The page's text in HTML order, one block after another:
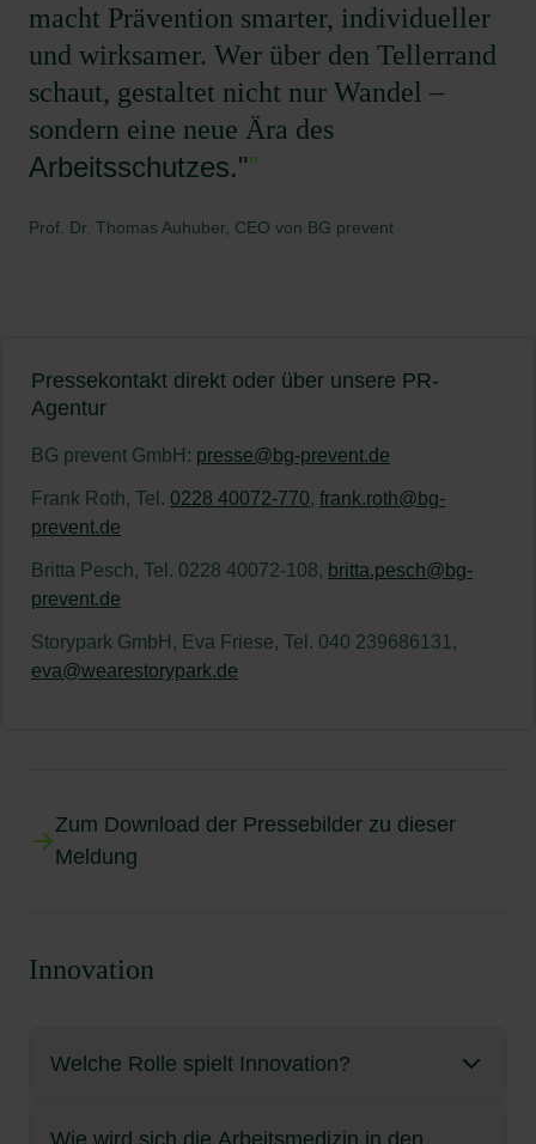
macht Prävention smarter, individueller
und wirksamer. Wer über den Tellerrand
schaut, gestaltet nicht nur Wandel –
sondern eine neue Ära des
Arbeitsschutzes."”
Prof. Dr. Thomas Auhuber, CEO von BG prevent
Pressekontakt direkt oder über unsere PR-
Agentur
BG prevent GmbH: presse@bg-prevent.de
Frank Roth, Tel. 0228 40072-770, frank.roth@bg-
prevent.de
Britta Pesch, Tel. 0228 40072-108, britta.pesch@bg-
prevent.de
Storypark GmbH, Eva Friese, Tel. 040 239686131,
eva@wearestorypark.de
Zum Download der Pressebilder zu dieser
Meldung
Innovation
Welche Rolle spielt Innovation?
Wie wird sich die Arbeitsmedizin in den